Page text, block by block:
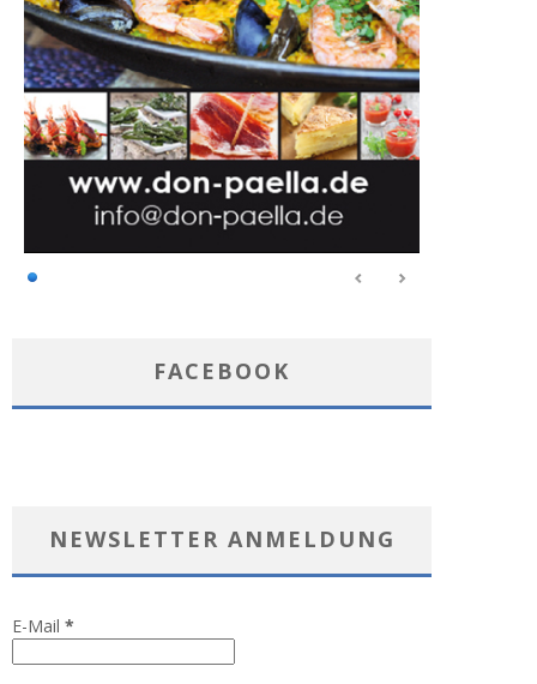
FACEBOOK
NEWSLETTER ANMELDUNG
E-Mail *